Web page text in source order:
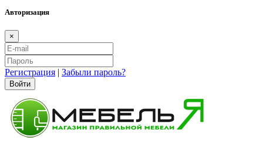
Авторизация
×
Регистрация | Забыли пароль?
Войти